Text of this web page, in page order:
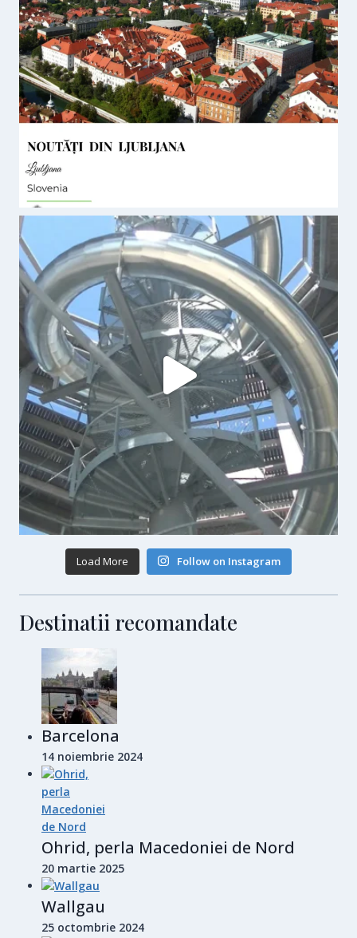
Load More Follow on Instagram
Destinatii recomandate
Barcelona
14 noiembrie 2024
Ohrid, perla Macedoniei de Nord
20 martie 2025
Wallgau
25 octombrie 2024